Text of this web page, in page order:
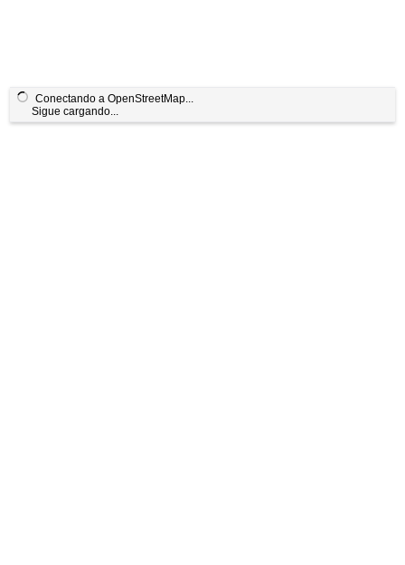
Conectando a OpenStreetMap...
Sigue cargando...